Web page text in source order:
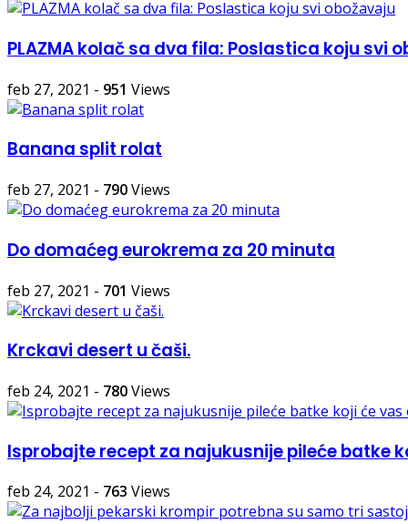
PLAZMA kolač sa dva fila: Poslastica koju svi
feb 27, 2021 - 951 Views
Banana split rolat
feb 27, 2021 - 790Views
Do domaćeg eurokrema za 20 minuta
feb 27, 2021 - 701 Views
Krckavi desert u čaši.
feb 24, 2021 - 780Views
Isprobajte recept za najukusnije pileće batke
feb 24, 2021 - 763 Views